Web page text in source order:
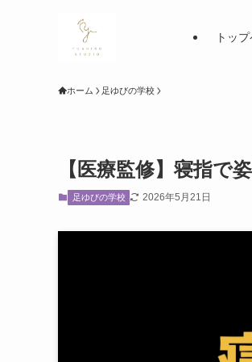
トッ
ホーム 足ゆびの学校
【医療監修】寝指
足ゆびの学校 2026年5月21日